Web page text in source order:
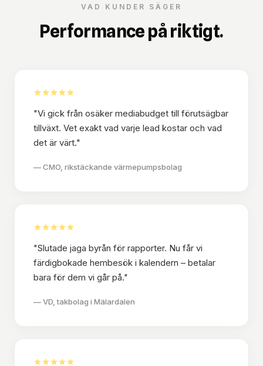
VAD KUNDER SÄGER
Performance på riktigt.
"Vi gick från osäker mediabudget till förutsägbar
tillväxt. Vet exakt vad varje lead kostar och vad
det är värt."
—CMO, rikstäckande värmepumpsbolag
"Slutade jaga byrån för rapporter. Nu får vi
färdigbokade hembesök i kalendern – betalar
bara för dem vi går på."
—VD, takbolag i Mälardalen